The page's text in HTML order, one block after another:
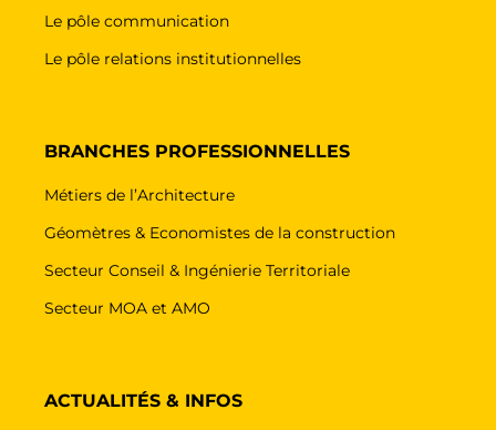
Le pôle communication
Le pôle relations institutionnelles
BRANCHES PROFESSIONNELLES
Métiers de l’Architecture
Géomètres & Economistes de la construction
Secteur Conseil & Ingénierie Territoriale
Secteur MOA et AMO
ACTUALITÉS & INFOS